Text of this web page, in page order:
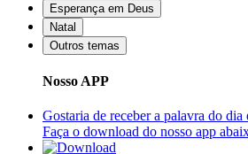
Esperança em Deus
Natal
Outros temas
Nosso APP
Gostaria de receber a palavra do dia
Faça o download do nosso app